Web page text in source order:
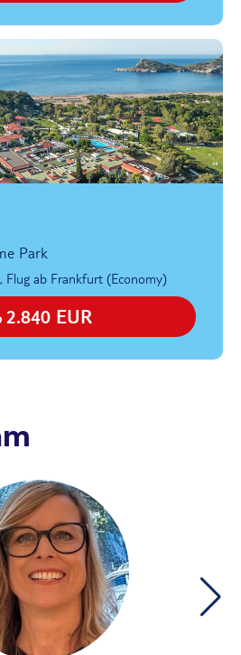
Park
Flug ab Frankfurt (Economy)
2.840 EUR